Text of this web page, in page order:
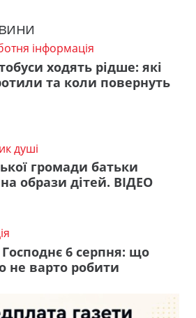
інформація
ходять рідше: які
та коли повернуть
душі
громади батьки
образи дітей. ВІДЕО
6 серпня: що
не варто робити